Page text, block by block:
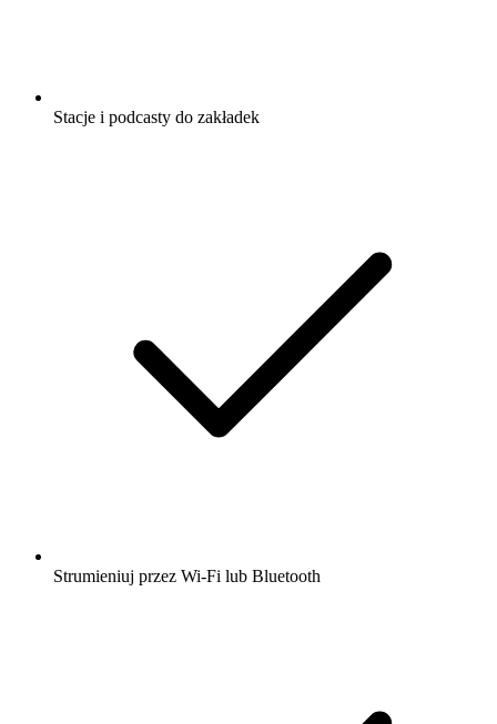
Stacje i podcasty do zakładek
Strumieniuj przez Wi-Fi lub Bluetooth